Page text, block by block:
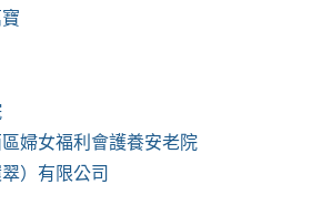
婦女福利會護養安老院
）有限公司